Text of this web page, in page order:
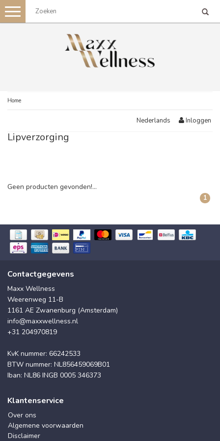
Toggle
navigation
Home
Nederlands Inloggen
Lipverzorging
Geen producten gevonden!...
1
Contactgegevens
Maxx Wellness
Weerenweg 11-B
1161 AE Zwanenburg (Amsterdam)
info@maxxwellness.nl
+31 204970819
KvK nummer: 66242533
BTW nummer: NL856459069B01
Iban: NL86 INGB 0005 346373
Klantenservice
Over ons
Algemene voorwaarden
Disclaimer